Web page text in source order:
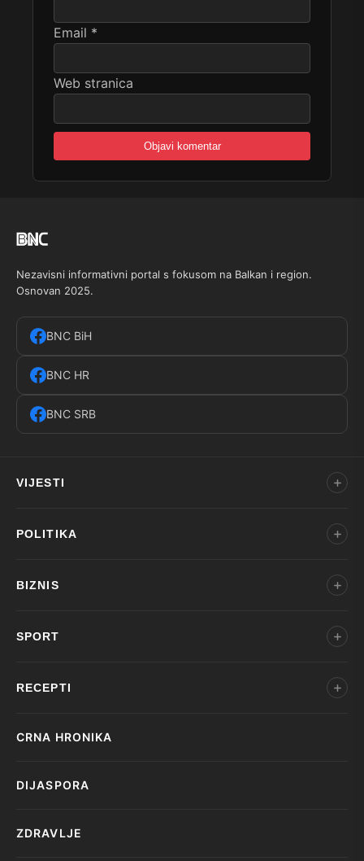
Email *
Web stranica
Nezavisni informativni portal s fokusom na Balkan i region.
Osnovan 2025.
BNC BiH
BNC HR
BNC SRB
VIJESTI
POLITIKA
BIZNIS
SPORT
RECEPTI
CRNA HRONIKA
DIJASPORA
ZDRAVLJE